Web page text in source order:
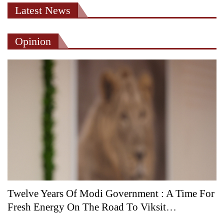
Latest News
Opinion
Twelve Years Of Modi Government : A Time For
Fresh Energy On The Road To Viksit…